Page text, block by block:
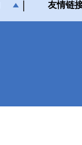
友情链